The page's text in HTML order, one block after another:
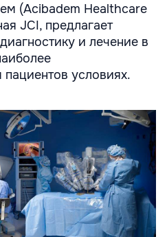
(Acibadem Healthcare
JCI, предлагает
и лечение в
условиях.